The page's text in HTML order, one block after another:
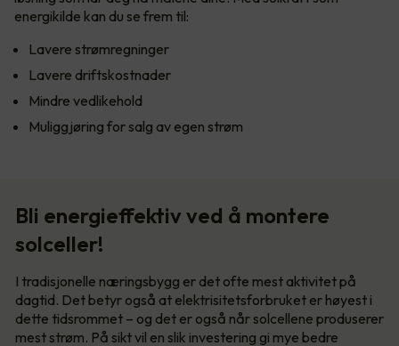
energikilde kan du se frem til:
Lavere strømregninger
Lavere driftskostnader
Mindre vedlikehold
Muliggjøring for salg av egen strøm
Bli energieffektiv ved å montere
solceller!
I tradisjonelle næringsbygg er det ofte mest aktivitet på
dagtid. Det betyr også at elektrisitetsforbruket er høyest i
dette tidsrommet – og det er også når solcellene produserer
mest strøm. På sikt vil en slik investering gi mye bedre